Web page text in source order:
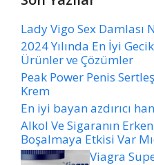
Lady Vigo Sex Damlası
2024 Yılında En İyi
Ürünler ve Çözümler
Peak Power Penis
Krem
En iyi bayan azdırıcı
Alkol Ve Sigaranın Erken
Boşalmaya Etkisi Var
Viagra